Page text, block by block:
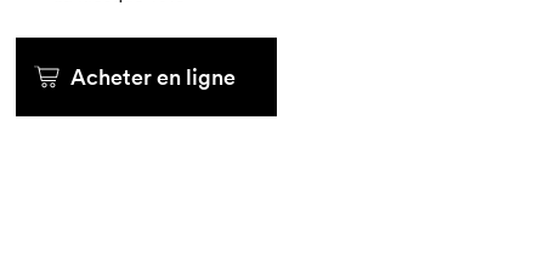
Acheter en ligne